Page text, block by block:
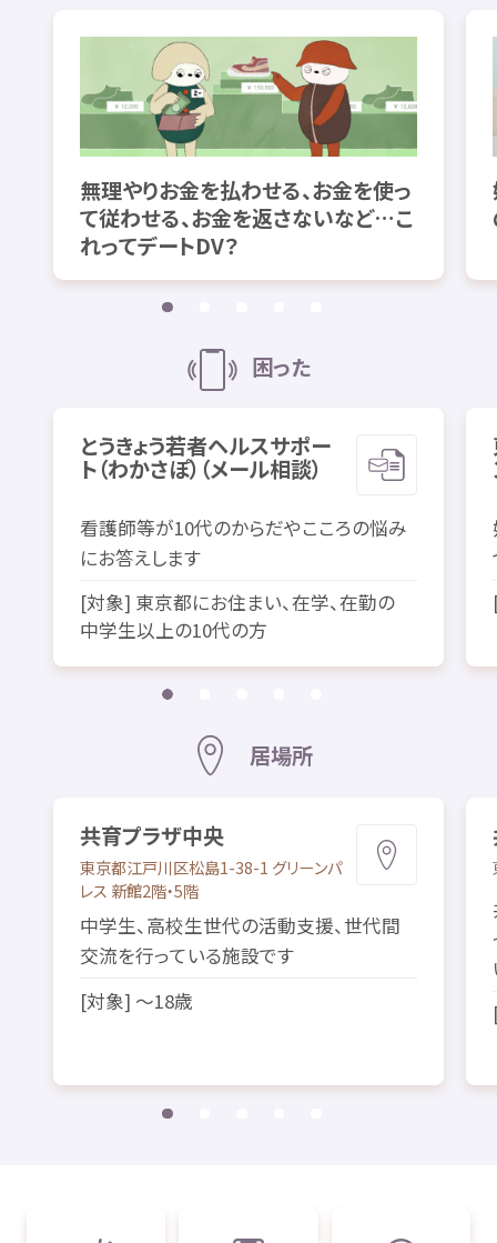
無理やりお金を払わせる、お金を使っ
て従わせる、お金を返さないなど…こ
れってデートDV？
困った
とうきょう若者ヘルスサポー
ト（わかさぽ）（メール相談）
看護師等が10代のからだやこころの悩み
にお答えします
[対象] 東京都にお住まい、在学、在勤の
中学生以上の10代の方
居場所
共育プラザ中央
東京都江戸川区松島1-38-1 グリーンパ
レス 新館2階・5階
中学生、高校生世代の活動支援、世代間
交流を行っている施設です
[対象] ～18歳